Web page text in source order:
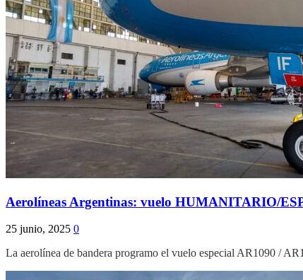
Aerolíneas Argentinas: vuelo HUMANITARIO/
25 junio, 2025 0
La aerolínea de bandera programo el vuelo especial AR1090 /